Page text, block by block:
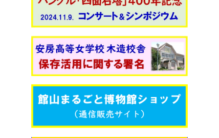
e
b
o
o
t
t
e
r
T
u
b
e
C
h